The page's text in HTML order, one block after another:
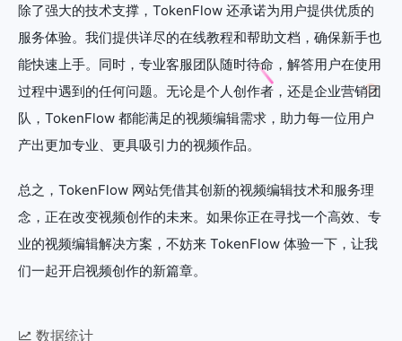
除了强大的技术支撑，TokenFlow 还承诺为用户提供优质的
服务体验。我们提供详尽的在线教程和帮助文档，确保新手也
能快速上手。同时，专业客服团队随时待命，解答用户在使用
过程中遇到的任何问题。无论是个人创作者，还是企业营销团
队，TokenFlow 都能满足的视频编辑需求，助力每一位用户
产出更加专业、更具吸引力的视频作品。
总之，TokenFlow 网站凭借其创新的视频编辑技术和服务理
念，正在改变视频创作的未来。如果你正在寻找一个高效、专
业的视频编辑解决方案，不妨来 TokenFlow 体验一下，让我
们一起开启视频创作的新篇章。
数据统计